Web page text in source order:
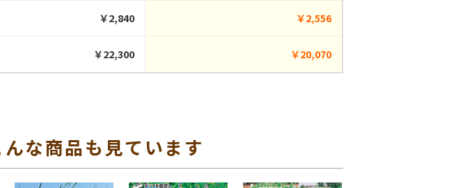
￥2,840 ￥2,556
￥22,300 ￥20,070
な商品も見ています